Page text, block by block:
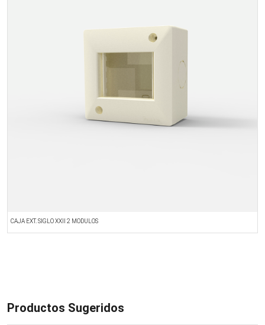
CAJA EXT. SIGLO XXII 2 MODULOS
Productos Sugeridos